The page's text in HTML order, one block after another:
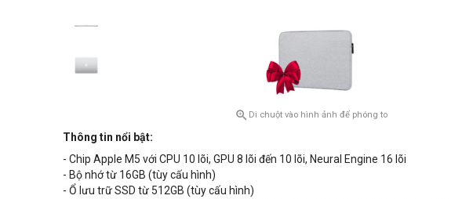
 Di chuột vào hình ảnh để phóng to
Thông tin nổi bật:
- Chip Apple M5 với CPU 10 lõi, GPU 8 lõi đến 10 lõi, Neural Engine 16 lõi
- Bộ nhớ từ 16GB (tùy cấu hình)
- Ổ lưu trữ SSD từ 512GB (tùy cấu hình)